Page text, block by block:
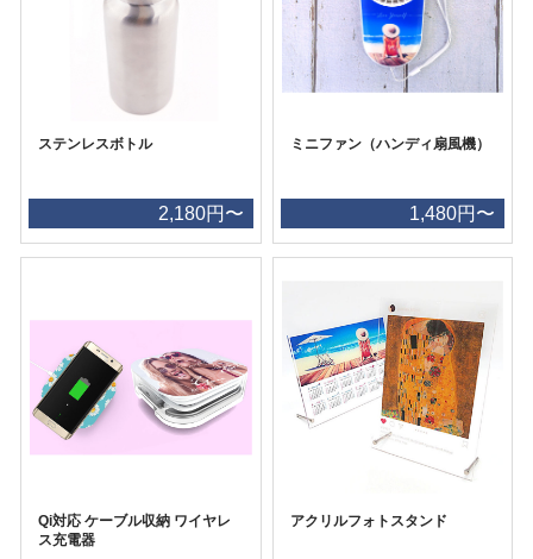
ステンレスボトル
2,180円〜
ミニファン（ハンディ扇風機）
1,480円〜
Qi対応 ケーブル収納 ワイヤレ
ス充電器
アクリルフォトスタンド